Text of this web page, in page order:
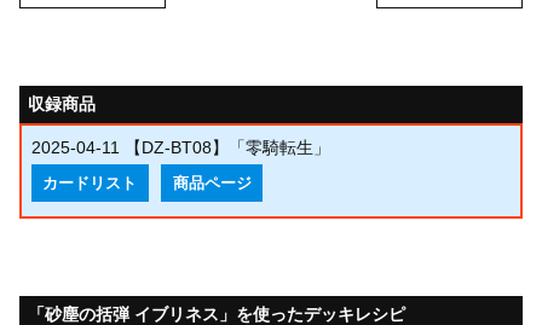
収録商品
2025-04-11 【DZ-BT08】「零騎転生」
カードリスト 商品ページ
「砂塵の括弾 イブリネス」を使ったデッキレシピ